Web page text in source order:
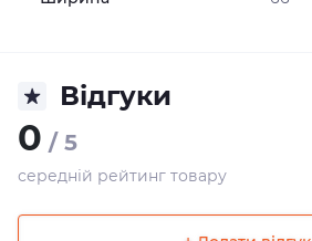
Відгуки
0 / 5
середній рейтинг товару